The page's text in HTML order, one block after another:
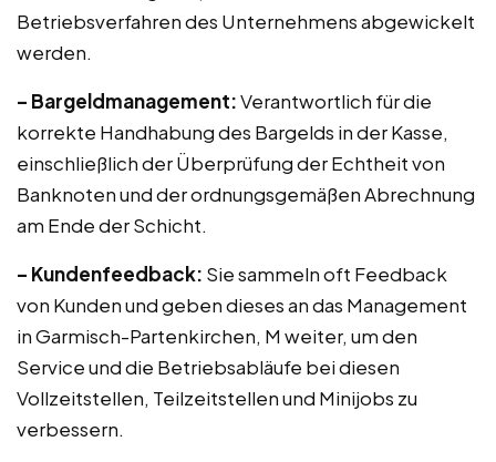
Betriebsverfahren des Unternehmens abgewickelt
werden.
– Bargeldmanagement:Verantwortlich für die
korrekte Handhabung des Bargelds in der Kasse,
einschließlich der Überprüfung der Echtheit von
Banknoten und der ordnungsgemäßen Abrechnung
am Ende der Schicht.
– Kundenfeedback: Sie sammeln oft Feedback
von Kunden und geben dieses an das Management
in Garmisch-Partenkirchen, M weiter, um den
Service und die Betriebsabläufe bei diesen
Vollzeitstellen, Teilzeitstellen und Minijobs zu
verbessern.